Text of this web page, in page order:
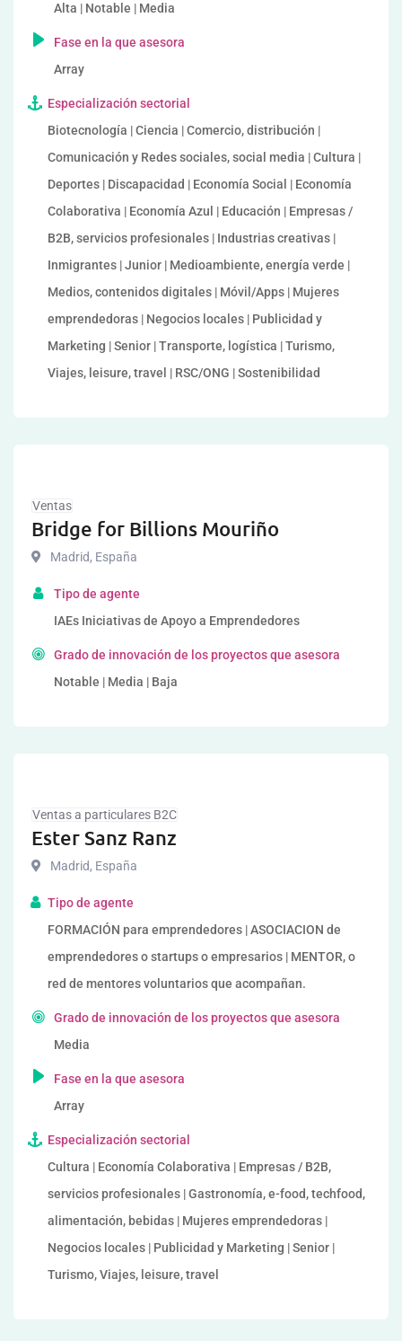
Alta | Notable | Media
Fase en la que asesora
Array
Especialización sectorial
Biotecnología | Ciencia | Comercio, distribución |
Comunicación y Redes sociales, social media | Cultura |
Deportes | Discapacidad | Economía Social | Economía
Colaborativa | Economía Azul | Educación | Empresas /
B2B, servicios profesionales | Industrias creativas |
Inmigrantes | Junior | Medioambiente, energía verde |
Medios, contenidos digitales | Móvil/Apps | Mujeres
emprendedoras | Negocios locales | Publicidad y
Marketing | Senior | Transporte, logística | Turismo,
Viajes, leisure, travel | RSC/ONG | Sostenibilidad
Ventas
Bridge for Billions Mouriño
Madrid, España
Tipo de agente
IAEs Iniciativas de Apoyo a Emprendedores
Grado de innovación de los proyectos que asesora
Notable | Media | Baja
Ventas a particulares B2C
Ester Sanz Ranz
Madrid, España
Tipo de agente
FORMACIÓN para emprendedores | ASOCIACION de
emprendedores o startups o empresarios | MENTOR, o
red de mentores voluntarios que acompañan.
Grado de innovación de los proyectos que asesora
Media
Fase en la que asesora
Array
Especialización sectorial
Cultura | Economía Colaborativa | Empresas / B2B,
servicios profesionales | Gastronomía, e-food, techfood,
alimentación, bebidas | Mujeres emprendedoras |
Negocios locales | Publicidad y Marketing | Senior |
Turismo, Viajes, leisure, travel